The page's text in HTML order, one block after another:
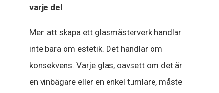
varje del
Men att skapa ett glasmästerverk handlar
inte bara om estetik. Det handlar om
konsekvens. Varje glas, oavsett om det är
en vinbägare eller en enkel tumlare, måste